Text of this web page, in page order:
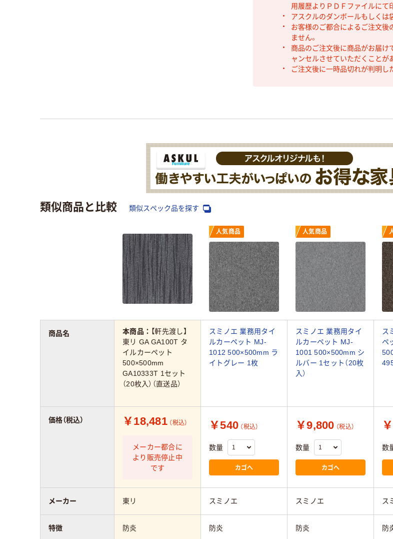
用履歴よりＰＤＦファイルにて
アスクルのダンボールもしくは
お客様のご都合によるご注文後
ません。
商品のご注文後に商品がお届け
ャンセルさせていただくことが
ご注文後に一時品切れが判明し
類似商品と比較 類似スペック品を探す
人気商品 人気商品
本商品： 【軒先渡し】
東リ GA GA100T タ
イルカーペット
500×500mm
GA10333T 1セット
（20枚入）（直送品）
スミノエ 業務用タイ
ルカーペット MJ-
1012 500×500mm ラ
イトグレー 1枚
スミノエ 業務用タイ
ルカーペット MJ-
1001 500×500mm シ
ルバー 1セット（20枚
入）
ス
ペ
￥18,481 （税込）
メーカー都合に
より販売停止中
です
￥540 （税込）
数量
カゴへ
￥9,800 （税込）
数量
カゴへ
数
東リ スミノエ スミノエ ス
防炎 防炎 防炎 防
商品名
価格（税込）
メーカー
特徴